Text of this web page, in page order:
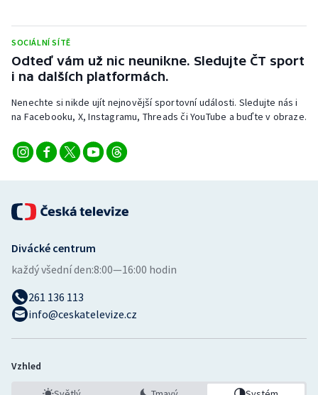
SOCIÁLNÍ SÍTĚ
Odteď vám už nic neunikne. Sledujte ČT sport
i na dalších platformách.
Nenechte si nikde ujít nejnovější sportovní události. Sledujte nás i
na Facebooku, X, Instagramu, Threads či YouTube a buďte v obraze.
Divácké centrum
každý všední den:8:00—16:00 hodin
261 136 113
info@ceskatelevize.cz
Vzhled